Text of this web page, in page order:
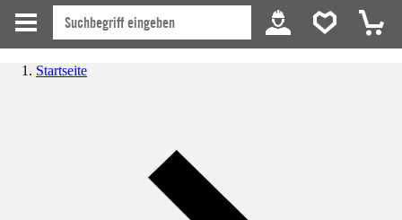
Startseite